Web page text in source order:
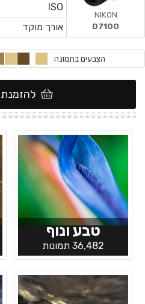
ISO
אורך מוקד
NIKON
D7100
הצבעים בתמונה
להזמנת
טבע ונוף
36,482 תמונות